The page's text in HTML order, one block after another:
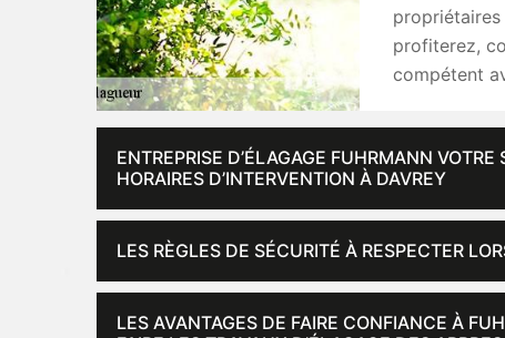
propriétaires
profiterez,
compétent
ENTREPRISE D’ÉLAGAGE FUHRMANN
HORAIRES D’INTERVENTION À DAVREY
LES RÈGLES DE SÉCURITÉ À RESPECTER
LES AVANTAGES DE FAIRE CONFIANCE À